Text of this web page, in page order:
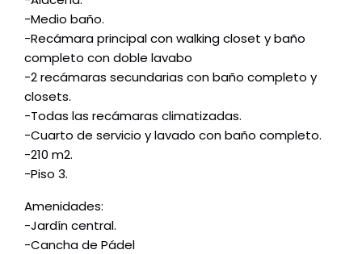
-Medio baño.
-Recámara principal con walking closet y baño
completo con doble lavabo
-2 recámaras secundarias con baño completo y
closets.
-Todas las recámaras climatizadas.
-Cuarto de servicio y lavado con baño completo.
-210 m2.
-Piso 3.
Amenidades:
-Jardín central.
-Cancha de Pádel